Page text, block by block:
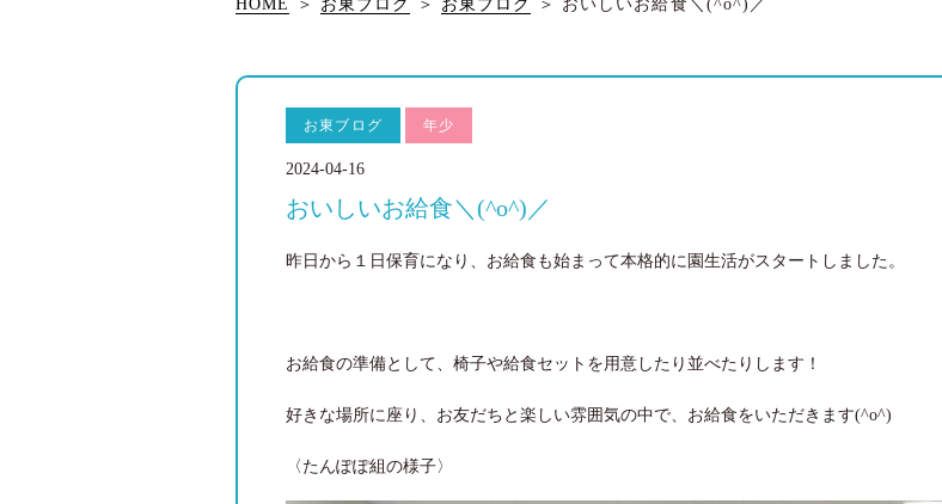
HOME ＞ お東ブログ ＞ お東ブログ ＞ おいしいお給食＼(^o^)／
お東ブログ 年少
2024-04-16
おいしいお給食＼(^o^)／
昨日から１日保育になり、お給食も始まって本格的に園生活がスタートしました。
お給食の準備として、椅子や給食セットを用意したり並べたりします！
好きな場所に座り、お友だちと楽しい雰囲気の中で、お給食をいただきます(^o^)
〈たんぽぽ組の様子〉